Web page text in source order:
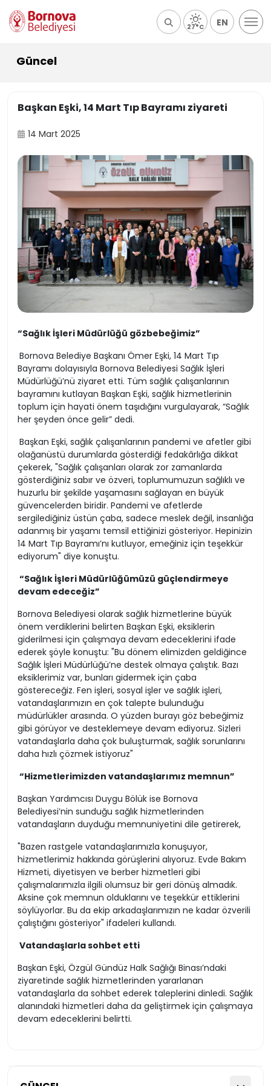
27°C EN
Güncel
Başkan Eşki, 14 Mart Tıp Bayramı ziyareti
14 Mart 2025
“Sağlık İşleri Müdürlüğü gözbebeğimiz”
Bornova Belediye Başkanı Ömer Eşki, 14 Mart Tıp
Bayramı dolayısıyla Bornova Belediyesi Sağlık İşleri
Müdürlüğü’nü ziyaret etti. Tüm sağlık çalışanlarının
bayramını kutlayan Başkan Eşki, sağlık hizmetlerinin
toplum için hayati önem taşıdığını vurgulayarak, “Sağlık
her şeyden önce gelir” dedi.
Başkan Eşki, sağlık çalışanlarının pandemi ve afetler gibi
olağanüstü durumlarda gösterdiği fedakârlığa dikkat
çekerek, "Sağlık çalışanları olarak zor zamanlarda
gösterdiğiniz sabır ve özveri, toplumumuzun sağlıklı ve
huzurlu bir şekilde yaşamasını sağlayan en büyük
güvencelerden biridir. Pandemi ve afetlerde
sergilediğiniz üstün çaba, sadece meslek değil, insanlığa
adanmış bir yaşamı temsil ettiğinizi gösteriyor. Hepinizin
14 Mart Tıp Bayramı’nı kutluyor, emeğiniz için teşekkür
ediyorum" diye konuştu.
“Sağlık İşleri Müdürlüğümüzü güçlendirmeye
devam edeceğiz”
Bornova Belediyesi olarak sağlık hizmetlerine büyük
önem verdiklerini belirten Başkan Eşki, eksiklerin
giderilmesi için çalışmaya devam edeceklerini ifade
ederek şöyle konuştu: "Bu dönem elimizden geldiğince
Sağlık İşleri Müdürlüğü’ne destek olmaya çalıştık. Bazı
eksiklerimiz var, bunları gidermek için çaba
göstereceğiz. Fen işleri, sosyal işler ve sağlık işleri,
vatandaşlarımızın en çok talepte bulunduğu
müdürlükler arasında. O yüzden burayı göz bebeğimiz
gibi görüyor ve desteklemeye devam ediyoruz. Sizleri
vatandaşlarla daha çok buluşturmak, sağlık sorunlarını
daha hızlı çözmek istiyoruz"
“Hizmetlerimizden vatandaşlarımız memnun”
Başkan Yardımcısı Duygu Bölük ise Bornova
Belediyesi’nin sunduğu sağlık hizmetlerinden
vatandaşların duyduğu memnuniyetini dile getirerek,
"Bazen rastgele vatandaşlarımızla konuşuyor,
hizmetlerimiz hakkında görüşlerini alıyoruz. Evde Bakım
Hizmeti, diyetisyen ve berber hizmetleri gibi
çalışmalarımızla ilgili olumsuz bir geri dönüş almadık.
Aksine çok memnun olduklarını ve teşekkür ettiklerini
söylüyorlar. Bu da ekip arkadaşlarımızın ne kadar özverili
çalıştığını gösteriyor" ifadeleri kullandı.
Vatandaşlarla sohbet etti
Başkan Eşki, Özgül Gündüz Halk Sağlığı Binası’ndaki
ziyaretinde sağlık hizmetlerinden yararlanan
vatandaşlarla da sohbet ederek taleplerini dinledi. Sağlık
alanındaki hizmetleri daha da geliştirmek için çalışmaya
devam edeceklerini belirtti.